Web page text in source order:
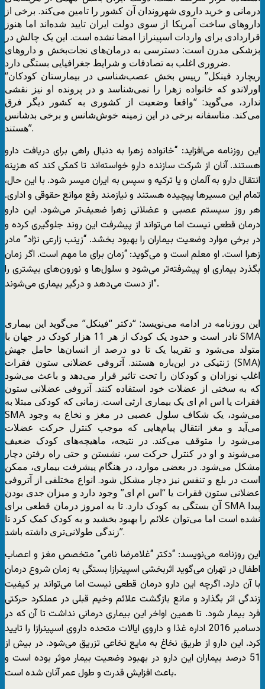
درمانی و خرید داروی شهروندان آن کشور را تامین می‌کند. برخی از
داروهای ساخت آمریکا از سوی دولت ایران تایید شده‌اند اما هنوز
قراردادی برای واردات اسپینرازا امضا نشده است. این یک چالش در
بزشکی مدرن است: دسترسی به درمان‌های نجات‌بخش و داروهای
ضروری اغلب به تصادفات و شرایط جغرافیایی بستگی دارد.
“ریچارد فینکل” رییس بخش عصب‌شناسی در بیمارستان کودکان
اورلاندو که خانواده زهرا را نمی‌شناسد و در پرونده او نیز نقشی
ندارد، می‌گوید: “واقعا وضعیت از کشوری به کشور دیگر فرق
می‌کند. متاسفانه برخی در این زمینه خوش‌شانس و برخی بدشانس
هستند”.
این روزنامه می‌افزاید: “خانواده زهرا به دنبال راهی برای دریافت دارو
هستند. آنان از شرکت سازنده دارو خواسته‌اند تا کمکی کند که هزینه
انتقال دارو به آلمان و یا ترکیه و سپس به ایران میسر شود. با این حال،
تمام این مسیرها پیچیده هستند و نیازمند رفع موانع حقوقی و اداری.
هر روز سیستم عصبی و عضلانی زهرا ضعیف‌تر می‌شود. این دارو
درمان قطعی نیست اما می‌تواند از پیشرفت این روند جلوگیری کرده و
در برخی موارد وضعیت بیماران را بهبود بخشد. “زینب زارعی نژاد” مادر
زهرا است. او معلم است و می‌گوید: “زمان برای ما مهم است. اگر زمان
بگذرد بیماری او پیشرفته‌تر می‌شود و سلول‌ها و نورون‌های بیشتری را
از دست می‌دهد و درگیر بیماری می‌شوند”.
این روزنامه در ادامه می‌نویسد: “دکتر “فینکل” می‌گوید این بیماری
نادر است و حدود یک کودک از هر 11 هزار کودک در جهان با SMA
متولد می‌شود و تقریبا یک تا دو درصد از انسان‌ها حامل جهش
ژنتیکی در این‌باره هستند. آتروفی عضلانی ستون فقرات (SMA)
اغلب نوزادان و کودکان را تحت تاثیر قرار می‌دهد و باعث می‌شود
که به سختی از عضلات خود استفاده کنند. آتروفی عضلانی ستون
فقرات یا اس ام ای یک بیماری ارثی است. زمانی که کودکی مبتلا به
SMA می‌شود، یک شکاف سلول عصبی در مغز و نخاع به وجود
می‌آید و مغز انتقال پیام‌هایی که موجب کنترل حرکت عضلات
می‌شود را متوقف می‌کند. در نتیجه، ماهیچه‌های کودک ضعیف
می‌شوند و او در کنترل حرکت سر، نشستن و حتی راه رفتن دچار
مشکل می‌شود. در بعضی موارد، در هنگام پیشرفت بیماری، ممکن
است در بلع و تنفس نیز دچار مشکل شود. انواع مختلفی از آتروفی
عضلانی ستون فقرات یا “اس ام ای” وجود دارد و میزان جدی بودن
آن بستگی به کودک دارد. تا به امروز درمان قطعی برای SMA پیدا
نشده است اما می‌توان علائم را بهبود بخشید و به کودک کمک کرد تا
زندگی طولانی‌تری داشته باشد”.
این روزنامه می‌نویسد: “دکتر “غلامرضا نامی” متخصص مغز و اعصاب
اطفال در تهران می‌گوید اثربخشی اسپینرازا بستگی به زمان شروع درمان
با آن دارد. اگرچه این دارو درمان قطعی نیست اما می‌تواند بر کیفیت
زندگی اثر بگذارد و مانع بازگشت علائم وخیم قبلی در عملکرد حرکتی
فرد بیمار شود. تا همین اواخر این بیماری درمانی نداشت تا آن که در
دسامبر 2016 اداره غذا و داروی ایالات متحده داروی اسپینرازا را تایید
کرد. این دارو از طریق نخاغ به مایع نخاعی تزریق می‌شود. در بیش از
51 درصد بیماران این دارو در بهبود وضعیت بیمار موثر بوده است و
باعث افزایش قدرت و طول عمر آنان شده است.